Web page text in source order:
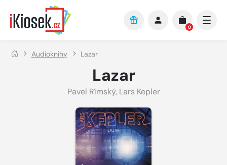
Přejít na hlavní obsah
0
Audioknihy Lazar
Lazar
Pavel Rímský, Lars Kepler